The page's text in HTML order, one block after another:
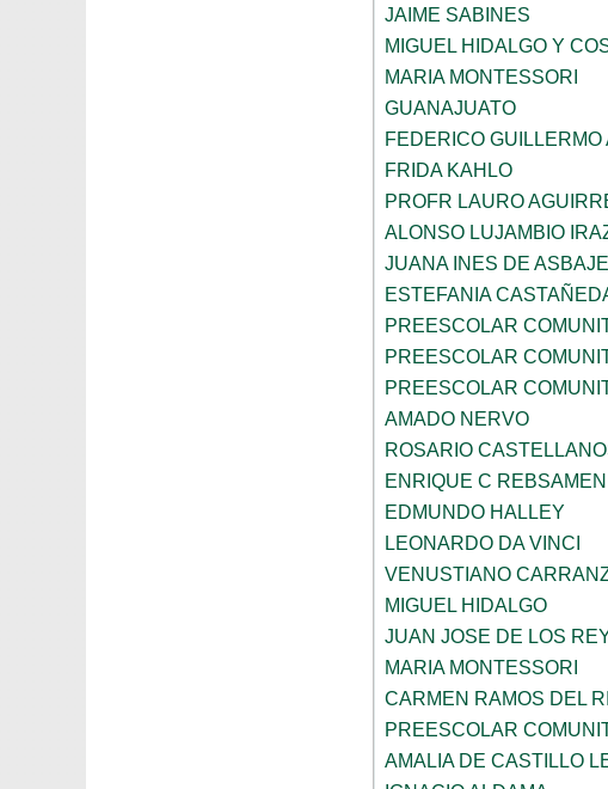
JAIME SABINES
MIGUEL HIDALGO Y
MARIA MONTESSORI
GUANAJUATO
FEDERICO
FRIDA KAHLO
PROFR LAURO
ALONSO LUJAMBIO
JUANA INES DE ASBAJE
ESTEFANIA
PREESCOLAR
PREESCOLAR
PREESCOLAR
AMADO NERVO
ROSARIO
ENRIQUE C REBSAMEN
EDMUNDO HALLEY
LEONARDO DA VINCI
VENUSTIANO
MIGUEL HIDALGO
JUAN JOSE DE LOS
MARIA MONTESSORI
CARMEN RAMOS DEL
PREESCOLAR
AMALIA DE CASTILLO